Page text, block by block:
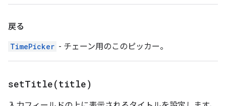
戻る
TimePicker - チェーン用のこのピッカー。
setTitle(title)